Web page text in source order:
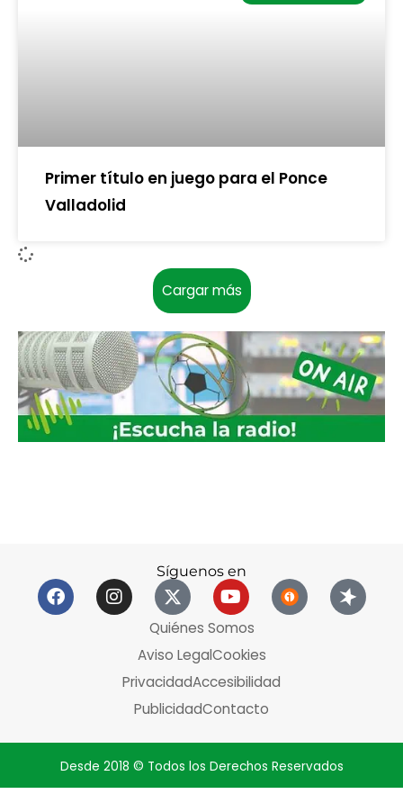
Primer título en juego para el Ponce
Valladolid
Cargar más
Síguenos en
Quiénes Somos
Aviso LegalCookies
PrivacidadAccesibilidad
PublicidadContacto
Desde 2018 © Todos los Derechos Reservados